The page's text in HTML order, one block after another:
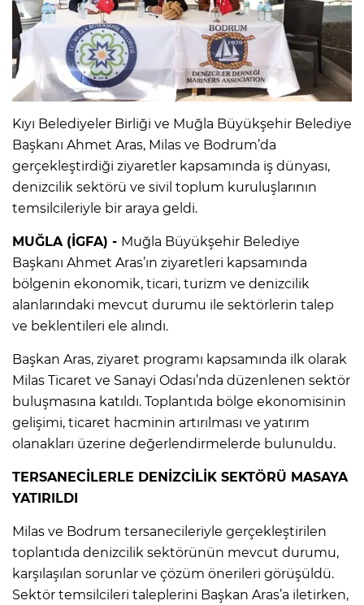
Kıyı Belediyeler Birliği ve Muğla Büyükşehir Belediye
Başkanı Ahmet Aras, Milas ve Bodrum’da
gerçekleştirdiği ziyaretler kapsamında iş dünyası,
denizcilik sektörü ve sivil toplum kuruluşlarının
temsilcileriyle bir araya geldi.
MUĞLA (İGFA) - Muğla Büyükşehir Belediye
Başkanı Ahmet Aras’ın ziyaretleri kapsamında
bölgenin ekonomik, ticari, turizm ve denizcilik
alanlarındaki mevcut durumu ile sektörlerin talep
ve beklentileri ele alındı.
Başkan Aras, ziyaret programı kapsamında ilk olarak
Milas Ticaret ve Sanayi Odası’nda düzenlenen sektör
buluşmasına katıldı. Toplantıda bölge ekonomisinin
gelişimi, ticaret hacminin artırılması ve yatırım
olanakları üzerine değerlendirmelerde bulunuldu.
TERSANECİLERLE DENİZCİLİK SEKTÖRÜ MASAYA
YATIRILDI
Milas ve Bodrum tersanecileriyle gerçekleştirilen
toplantıda denizcilik sektörünün mevcut durumu,
karşılaşılan sorunlar ve çözüm önerileri görüşüldü.
Sektör temsilcileri taleplerini Başkan Aras’a iletirken,